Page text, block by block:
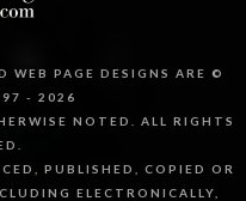
WEB PAGE DESIGNS ARE ©
- 2026
NOTED. ALL RIGHTS
PUBLISHED, COPIED OR
ELECTRONICALLY,